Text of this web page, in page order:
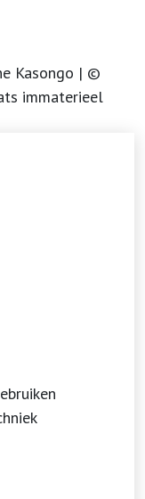
Kasongo | ©
immaterieel